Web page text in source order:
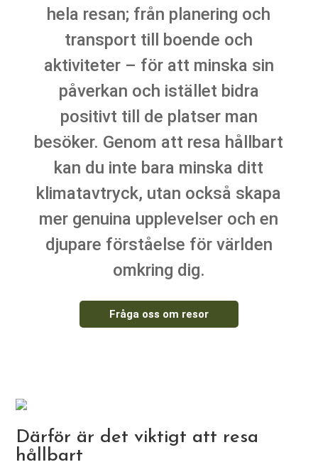
hela resan; från planering och
transport till boende och
aktiviteter – för att minska sin
påverkan och istället bidra
positivt till de platser man
besöker. Genom att resa hållbart
kan du inte bara minska ditt
klimatavtryck, utan också skapa
mer genuina upplevelser och en
djupare förståelse för världen
omkring dig.
Fråga oss om resor
Därför är det viktigt att resa
hållbart